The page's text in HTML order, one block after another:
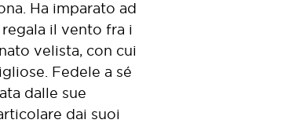
Ha imparato ad
il vento fra i
velista, con cui
Fedele a sé
dalle sue
dai suoi